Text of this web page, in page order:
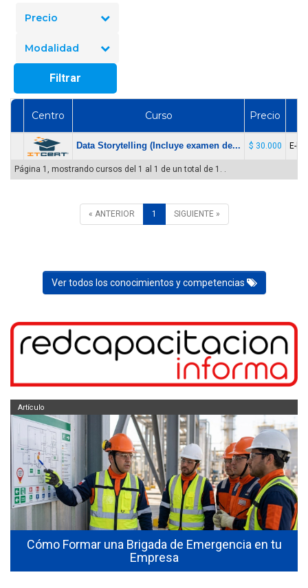
Precio
Modalidad
Filtrar
Centro Curso Precio
Data Storytelling (Incluye examen de... $ 30.000 E-
Página 1, mostrando cursos del 1 al 1 de un total de 1. .
« ANTERIOR 1 SIGUIENTE »
Ver todos los conocimientos y competencias
Cómo Formar una Brigada de Emergencia en tu
Empresa
Artículo